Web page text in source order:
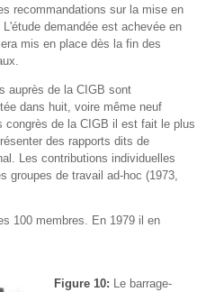
recommandations sur la mise en
demandée est achevée en
mis en place dès la fin des
auprès de la CIGB sont
dans huit, voire même neuf
congrès de la CIGB il est fait le plus
des rapports dits de
Les contributions individuelles
groupes de travail ad-hoc (1973,
100 membres. En 1979 il en
Figure 10: Le barrage-